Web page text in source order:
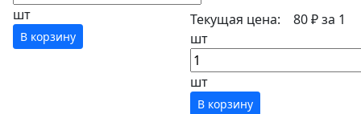
шт
В корзину
Текущая цена:
80 ₽за 1
шт
шт
В корзину